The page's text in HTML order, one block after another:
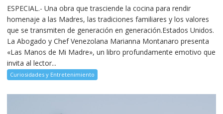
ESPECIAL.- Una obra que trasciende la cocina para rendir
homenaje a las Madres, las tradiciones familiares y los valores
que se transmiten de generación en generación.Estados Unidos.
La Abogado y Chef Venezolana Marianna Montanaro presenta
«Las Manos de Mi Madre», un libro profundamente emotivo que
invita al lector...
Curiosidades y Entretenimiento